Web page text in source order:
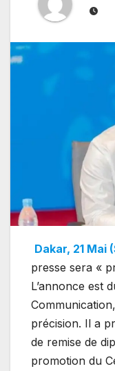
Dakar, 21 Mai
presse sera «
L’annonce est
précision. Il a
de remise de
promotion du